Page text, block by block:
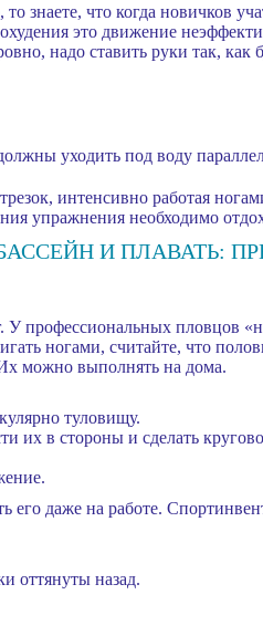
знаете, что когда новичков
это движение
надо ставить руки так, как
уходить под воду
интенсивно работая
упражнения необходимо
И ПЛАВАТЬ:
У профессиональных пловцов
ногами, считайте, что
можно выполнять на дома.
туловищу.
их в стороны и сделать
даже на работе.
оттянуты назад.